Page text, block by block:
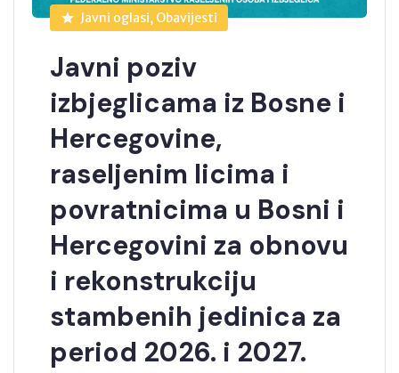
Javni oglasi, Obavijesti
Javni poziv
izbjeglicama iz Bosne i
Hercegovine,
raseljenim licima i
povratnicima u Bosni i
Hercegovini za obnovu
i rekonstrukciju
stambenih jedinica za
period 2026. i 2027.